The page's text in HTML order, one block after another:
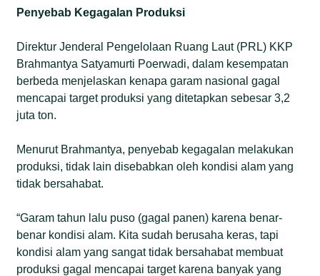
Penyebab Kegagalan Produksi
Direktur Jenderal Pengelolaan Ruang Laut (PRL) KKP
Brahmantya Satyamurti Poerwadi, dalam kesempatan
berbeda menjelaskan kenapa garam nasional gagal
mencapai target produksi yang ditetapkan sebesar 3,2
juta ton.
Menurut Brahmantya, penyebab kegagalan melakukan
produksi, tidak lain disebabkan oleh kondisi alam yang
tidak bersahabat.
“Garam tahun lalu puso (gagal panen) karena benar-
benar kondisi alam. Kita sudah berusaha keras, tapi
kondisi alam yang sangat tidak bersahabat membuat
produksi gagal mencapai target karena banyak yang